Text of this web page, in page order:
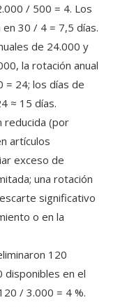
/ 500 = 4. Los
30 / 4 = 7,5 días.
de 24.000 y
la rotación anual
= 24; los días de
≈ 15 días.
reducida (por
artículos
exceso de
una rotación
significativo
o en la
120
disponibles en el
/ 3.000 = 4 %.